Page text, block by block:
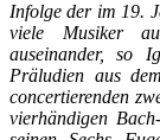
Infolge der im 19.
viele Musiker
auseinander, so
Präludien aus
concertierenden
vierhändigen